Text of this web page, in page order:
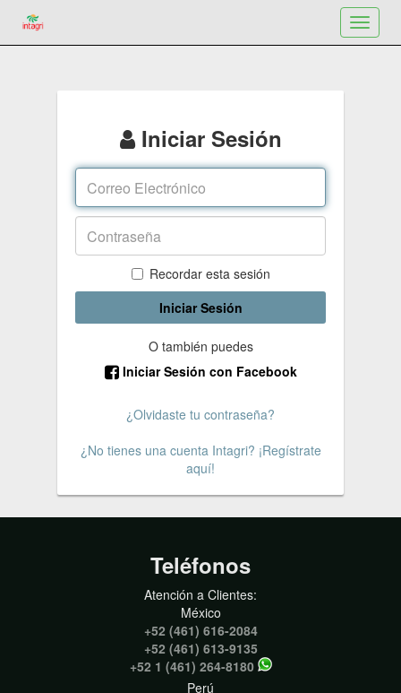
Toggle
Iniciar Sesión
Recordar esta sesión
Iniciar Sesión
O también puedes
Iniciar Sesión con Facebook
¿Olvidaste tu contraseña?
¿No tienes una cuenta Intagri? ¡Regístrate
aquí!
Teléfonos
Atención a Clientes:
México
+52 (461) 616-2084
+52 (461) 613-9135
+52 1 (461) 264-8180
Perú